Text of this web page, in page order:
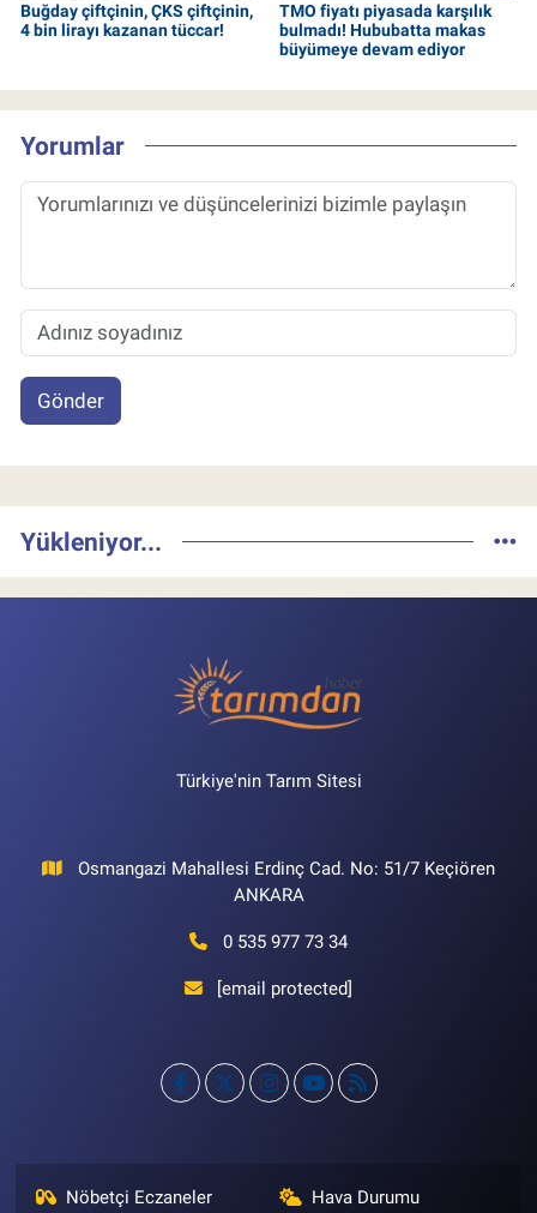
Buğday çiftçinin, ÇKS çiftçinin,
4 bin lirayı kazanan tüccar!
TMO fiyatı piyasada karşılık
bulmadı! Hububatta makas
büyümeye devam ediyor
Yorumlar
Gönder
Yükleniyor...
Türkiye'nin Tarım Sitesi
Osmangazi Mahallesi Erdinç Cad. No: 51/7 Keçiören
ANKARA
0 535 977 73 34
[email protected]
Nöbetçi Eczaneler Hava Durumu